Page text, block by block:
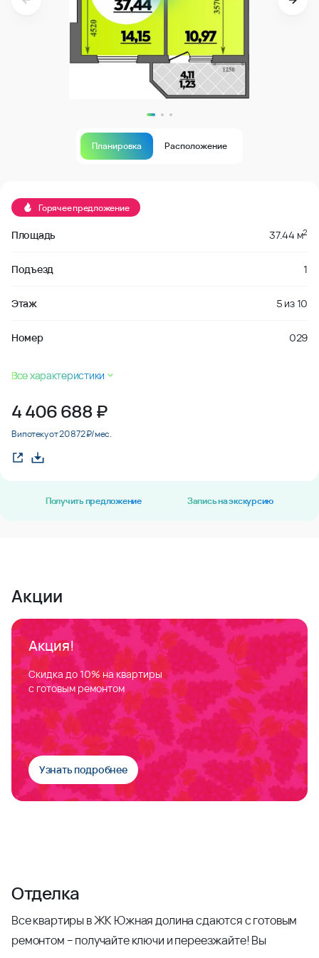
Планировка Расположение
Горячее предложение
Площадь 37.44 м2
Подъезд 1
Этаж 5 из10
Номер 029
Все характеристики
4 406 688 ₽
В ипотеку от 20 872 ₽/мес.
Получить предложение Запись на экскурсию
Акции
Акция!
Скидка до 10% на квартиры
с готовым ремонтом
Узнать подробнее
Отделка
Все квартиры в ЖК Южная долина сдаются с готовым
ремонтом – получайте ключи и переезжайте! Вы